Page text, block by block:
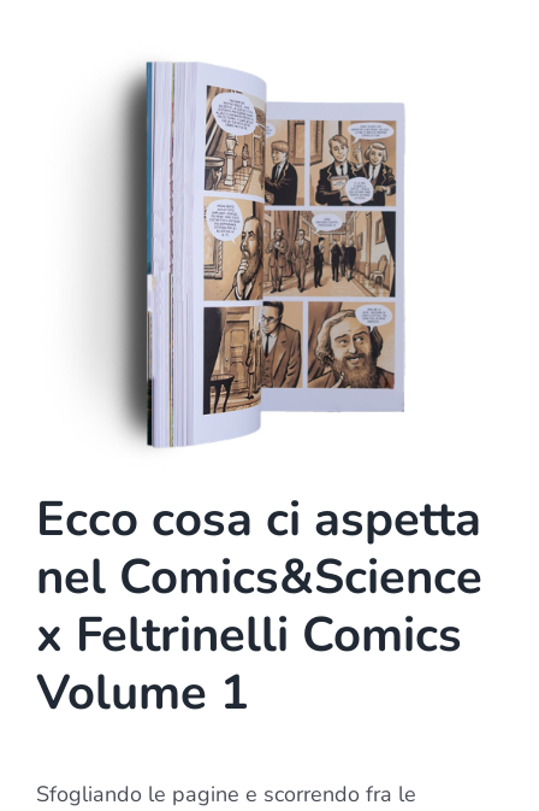
Ecco cosa ci aspetta
nel Comics&Science
x Feltrinelli Comics
Volume 1
Sfogliando le pagine e scorrendo fra le